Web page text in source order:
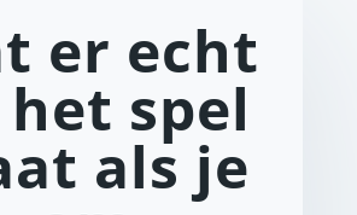
er echt
spel
als je